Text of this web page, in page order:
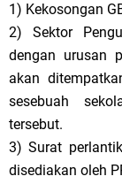
1) Kekosongan
2) Sektor
dengan urusan
akan
sesebuah
tersebut.
3) Surat
disediakan oleh